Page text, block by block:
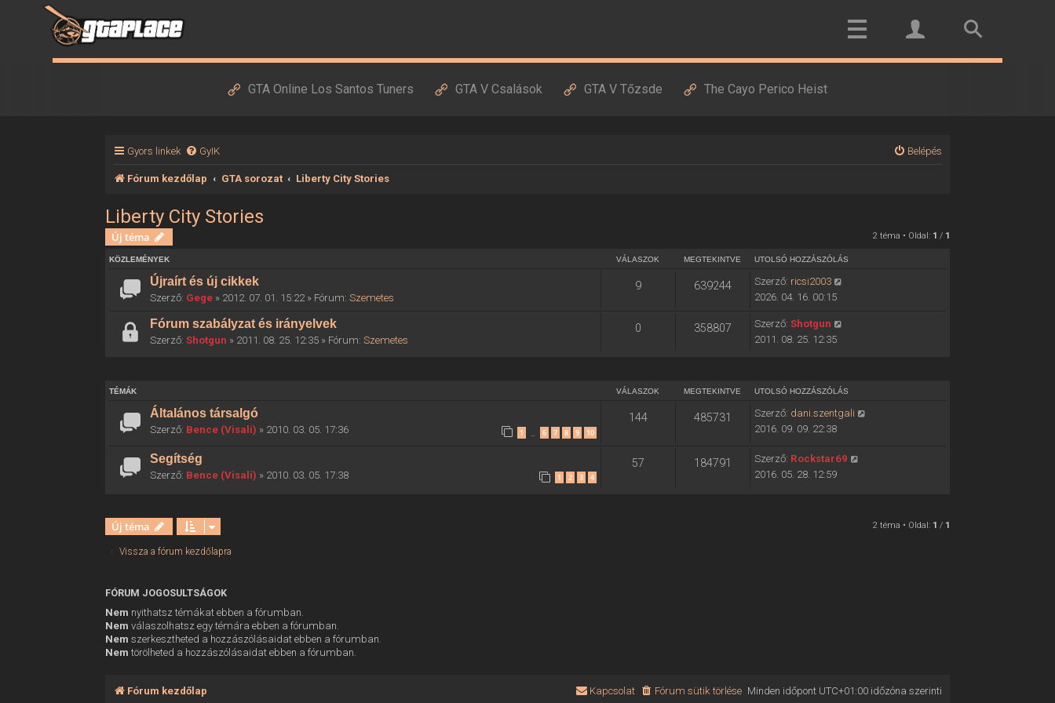
GTA Online Los Santos Tuners GTA V Csalások GTA V Tőzsde The Cayo Perico Heist
Gyors linkek GyIK Belépés
Fórum kezdőlap GTA sorozat Liberty City Stories
Liberty City Stories
Új téma 2 téma • Oldal: 1 / 1
KÖZLEMÉNYEK VÁLASZOK MEGTEKINTVE UTOLSÓ HOZZÁSZÓLÁS
Újraírt és új cikkek
Szerző: Gege » 2012. 07. 01. 15:22 » Fórum:Szemetes
9 639244 Szerző: ricsi2003
2026. 04. 16. 00:15
Fórum szabályzat és irányelvek
Szerző:Shotgun » 2011. 08. 25. 12:35 » Fórum:Szemetes
0 358807 Szerző: Shotgun
2011. 08. 25. 12:35
TÉMÁK VÁLASZOK MEGTEKINTVE UTOLSÓ HOZZÁSZÓLÁS
Általános társalgó
Szerző: Bence (Visali) » 2010. 03. 05. 17:36 1 … 6 7 8 9 10
144 485731 Szerző: dani.szentgali
2016. 09. 09. 22:38
Segítség
Szerző: Bence (Visali) » 2010. 03. 05. 17:38 1 2 3 4
57 184791 Szerző: Rockstar69
2016. 05. 28. 12:59
Új téma 2 téma • Oldal: 1 / 1
Vissza a fórum kezdőlapra
FÓRUM JOGOSULTSÁGOK
Nem nyithatsz témákat ebben a fórumban.
Nem válaszolhatsz egy témára ebben a fórumban.
Nem szerkesztheted a hozzászólásaidat ebben a fórumban.
Nem törölheted a hozzászólásaidat ebben a fórumban.
Fórum kezdőlap Minden időpont UTC+01:00időzóna szerinti
Fórum sütik törlése
Kapcsolat